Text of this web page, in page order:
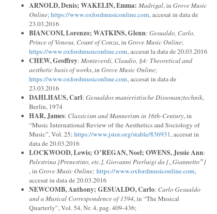
ARNOLD, Denis; WAKELIN, Emma: Madrigal, inGrove Music
Online; https://www.oxfordmusiconline.com, accesat in data de
23.03.2016
BIANCONI, Lorenzo; WATKINS, Glenn: Gesualdo, Carlo,
Prince of Venosa, Count of Conza, inGrove Music Online;
https://www.oxfordmusiconline.com, accesat la data de 20.03.2016
CHEW, Geoffrey: Monteverdi, Claudio, §4: Theoretical and
aesthetic basis of works, inGrove Music Online;
https://www.oxfordmusiconline.com, accesat in data de
23.03.2016
DAHLHAUS, Carl: Gesualdos manieristische Dissonanztechnik,
Berlin, 1974
HAR, James: Classicism and Mannerism in 16th-Century, in
“Music International Review of the Aesthetics and Sociology of
Music”, Vol. 25; https://www.jstor.org/stable/836931, accesat in
data de 20.03.2016
LOCKWOOD, Lewis; O’REGAN, Noel; OWENS, Jessie Ann:
Palestrina [Prenestino, etc.], Giovanni Pierluigi da [„Giannetto‟]
, inGrove Music Online; https://www.oxfordmusiconline.com,
accesat in data de 20.03.2016
NEWCOMB, Anthony; GESUALDO, Carlo: Carlo Gesualdo
and a Musical Correspondence of 1594, in “The Musical
Quarterly”, Vol. 54, Nr. 4, pag. 409-436;